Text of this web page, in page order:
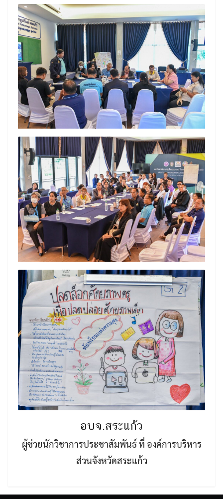
อบจ.สระแก้ว
ผู้ช่วยนักวิชาการประชาสัมพันธ์ ที่ องค์การบริหาร
ส่วนจังหวัดสระแก้ว